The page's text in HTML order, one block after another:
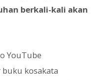
berkali-kali akan
YouTube
kosakata